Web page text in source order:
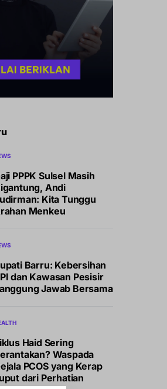
PPPK Sulsel Masih
Andi
Kita Tunggu
Menkeu
Barru: Kebersihan
dan Kawasan Pesisir
Jawab Bersama
Haid Sering
Waspada
PCOS yang Kerap
dari Perhatian